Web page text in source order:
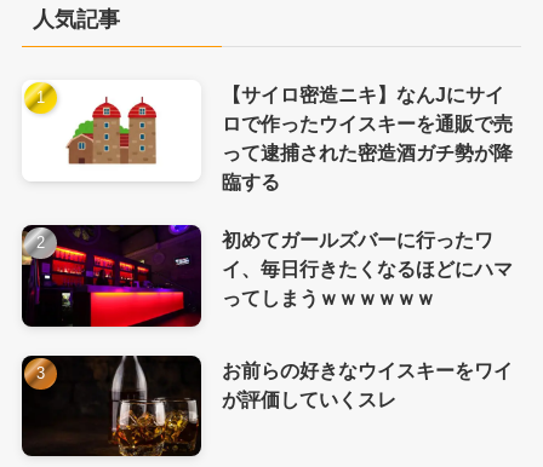
人気記事
【サイロ密造ニキ】なんJにサイ
ロで作ったウイスキーを通販で売
って逮捕された密造酒ガチ勢が降
臨する
初めてガールズバーに行ったワ
イ、毎日行きたくなるほどにハマ
ってしまうｗｗｗｗｗｗ
お前らの好きなウイスキーをワイ
が評価していくスレ